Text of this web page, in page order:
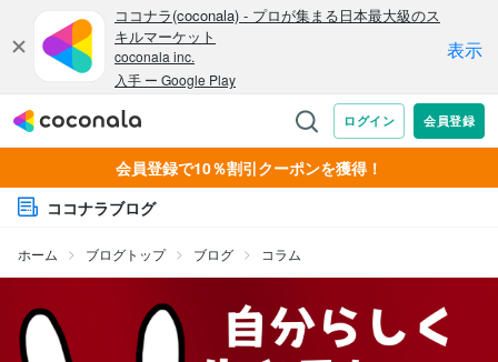
会員登録で10％割引クーポンを獲得！
ココナラブログ
ホーム ブログトップ ブログ コラム